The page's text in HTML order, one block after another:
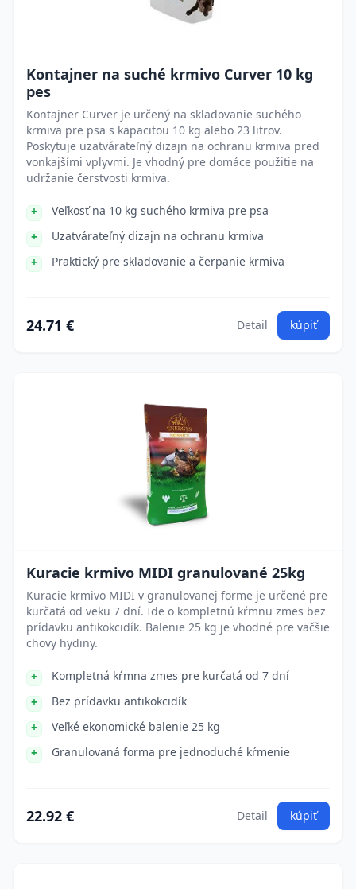
Kontajner na suché krmivo Curver 10 kg
pes
Kontajner Curver je určený na skladovanie suchého
krmiva pre psa s kapacitou 10 kg alebo 23 litrov.
Poskytuje uzatvárateľný dizajn na ochranu krmiva pred
vonkajšími vplyvmi. Je vhodný pre domáce použitie na
udržanie čerstvosti krmiva.
Veľkosť na 10 kg suchého krmiva pre psa
Uzatvárateľný dizajn na ochranu krmiva
Praktický pre skladovanie a čerpanie krmiva
24.71 € Detail kúpiť
Kuracie krmivo MIDI granulované 25kg
Kuracie krmivo MIDI v granulovanej forme je určené pre
kurčatá od veku 7 dní. Ide o kompletnú kŕmnu zmes bez
prídavku antikokcidík. Balenie 25 kg je vhodné pre väčšie
chovy hydiny.
Kompletná kŕmna zmes pre kurčatá od 7 dní
Bez prídavku antikokcidík
Veľké ekonomické balenie 25 kg
Granulovaná forma pre jednoduché kŕmenie
22.92 € Detail kúpiť